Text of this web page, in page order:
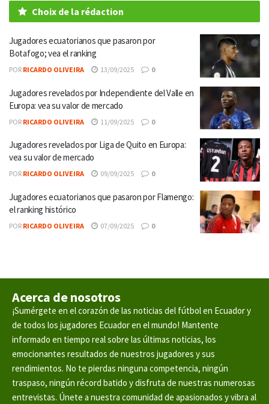
Choix de la rédaction
Jugadores ecuatorianos que pasaron por
Botafogo; vea el ranking
POR RICARDO OLIVEIRA 13/09/2025 0
Jugadores revelados por Independiente del Valle en
Europa: vea su valor de mercado
POR RICARDO OLIVEIRA 11/09/2025 0
Jugadores revelados por Liga de Quito en Europa:
vea su valor de mercado
POR RICARDO OLIVEIRA 09/09/2025 0
Jugadores ecuatorianos que pasaron por Flamengo:
el ranking histórico
POR RICARDO OLIVEIRA 07/09/2025 0
Acerca de nosotros
¡Sumérgete en el corazón de las noticias del fútbol en Ecuador y
de todos los jugadores Ecuador en el mundo! Mantente
informado en tiempo real sobre las últimas noticias, los
emocionantes resultados de nuestros jugadores y sus
rendimientos. No te pierdas ninguna competencia, ningún
traspaso, ningún récord batido y disfruta de nuestras numerosas
entrevistas. Únete a nuestra comunidad de apasionados y vibra al